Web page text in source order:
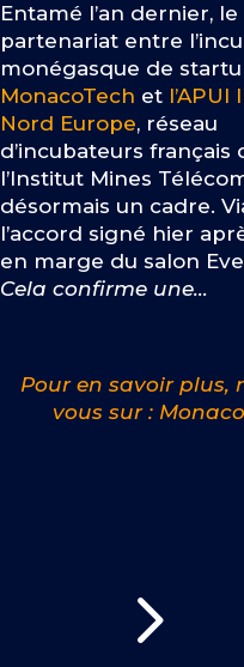
Entamé l’an dernier, le
partenariat entre
monégasque de
MonacoTech et l’APUI
Nord Europe, réseau
d’incubateurs français
l’Institut Mines
désormais un cadre.
l’accord signé hier
en marge du salon
Cela confirme une…
Pour en savoir plus,
vous sur :
5